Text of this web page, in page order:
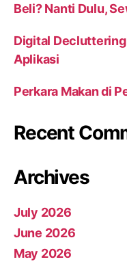
Beli? Nanti Dulu,
Digital
Aplikasi
Perkara Makan di
Recent
Archives
July 2026
June 2026
May 2026